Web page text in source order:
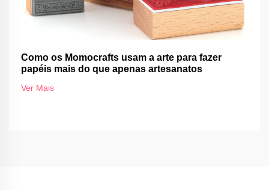
Como os Momocrafts usam a arte para fazer
papéis mais do que apenas artesanatos
Ver Mais